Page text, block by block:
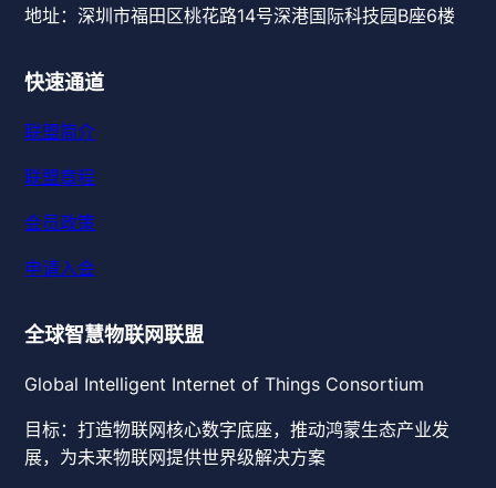
地址：深圳市福田区桃花路14号深港国际科技园B座6楼
快速通道
联盟简介
联盟章程
会员政策
申请入会
全球智慧物联网联盟
Global Intelligent Internet of Things Consortium
目标：打造物联网核心数字底座，推动鸿蒙生态产业发
展，为未来物联网提供世界级解决方案